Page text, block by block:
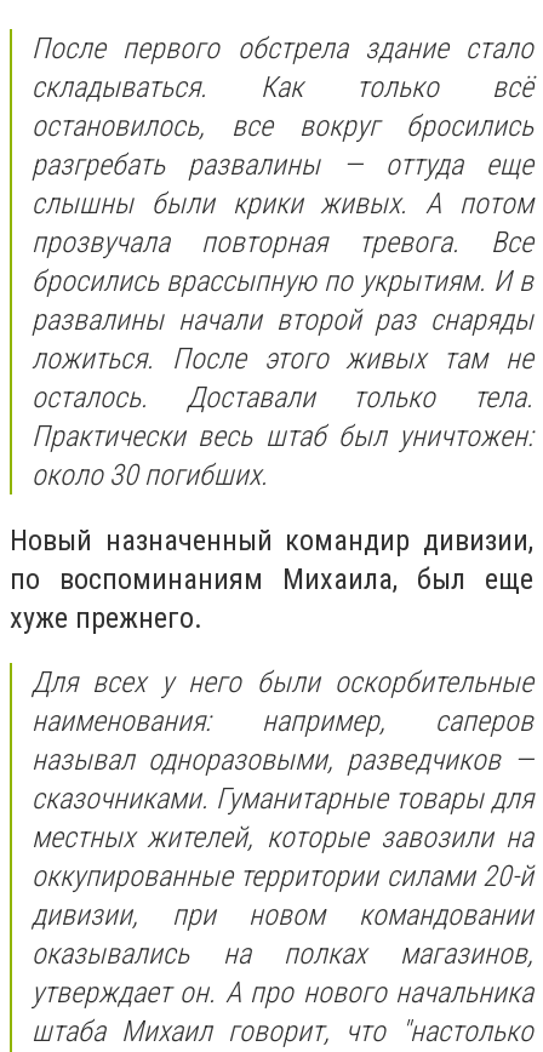
После первого обстрела здание стало
складываться. Как только всё
остановилось, все вокруг бросились
разгребать развалины — оттуда еще
слышны были крики живых. ⁦А потом
прозвучала повторная тревога.⁦ Все
бросились врассыпную по укрытиям. И в
развалины начали второй раз снаряды
ложиться. После этого живых там не
осталось. Доставали только тела.
Практически весь штаб был уничтожен:
около 30 погибших.
Новый назначенный командир дивизии,
по воспоминаниям Михаила, был еще
хуже прежнего.
Для всех у него были оскорбительные
наименования: например, саперов
называл одноразовыми, разведчиков —
сказочниками. Гуманитарные товары для
местных жителей, которые завозили на
оккупированные территории силами 20-й
дивизии, при новом командовании
оказывались на полках магазинов,
утверждает он. А про нового начальника
штаба Михаил говорит, что "настолько